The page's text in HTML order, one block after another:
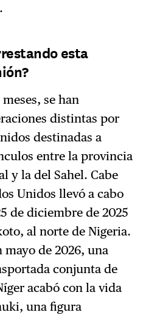
esta
se han
distintas por
destinadas a
entre la provincia
y la del Sahel. Cabe
Unidos llevó a cabo
de diciembre de 2025
al norte de Nigeria.
de 2026, una
conjunta de
acabó con la vida
una figura